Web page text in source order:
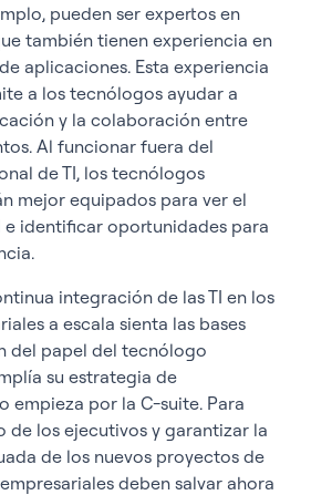
pueden ser expertos en
también tienen experiencia en
aplicaciones. Esta experiencia
a los tecnólogos ayudar a
y la colaboración entre
Al funcionar fuera del
de TI, los tecnólogos
mejor equipados para ver el
e identificar oportunidades para
integración de las TI en los
a escala sienta las bases
del papel del tecnólogo
su estrategia de
empieza por la C-suite. Para
de los ejecutivos y garantizar la
de los nuevos proyectos de
deben salvar ahora